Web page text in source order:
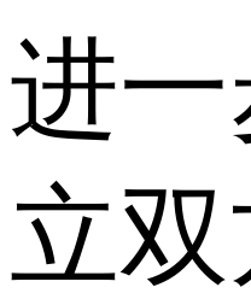
进
立